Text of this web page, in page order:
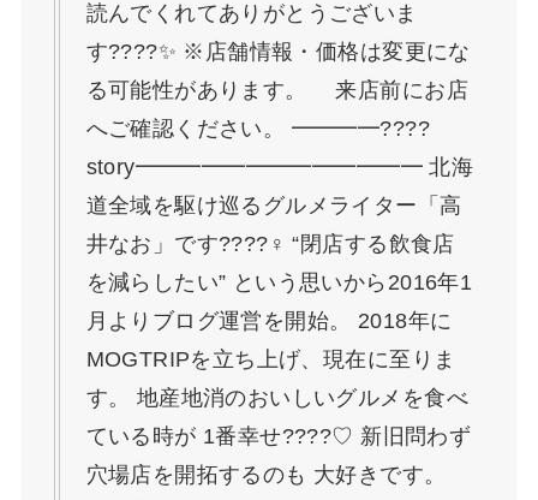
読んでくれてありがとうございま
す????✨ ※店舗情報・価格は変更にな
る可能性があります。 来店前にお店
へご確認ください。 ━━━━????
story━━━━━━━━━━━━━ 北海
道全域を駆け巡るグルメライター「高
井なお」です????‍♀️ “閉店する飲食店
を減らしたい” という思いから2016年1
月よりブログ運営を開始。 2018年に
MOGTRIPを立ち上げ、現在に至りま
す。 地産地消のおいしいグルメを食べ
ている時が 1番幸せ????♡ 新旧問わず
穴場店を開拓するのも 大好きです。